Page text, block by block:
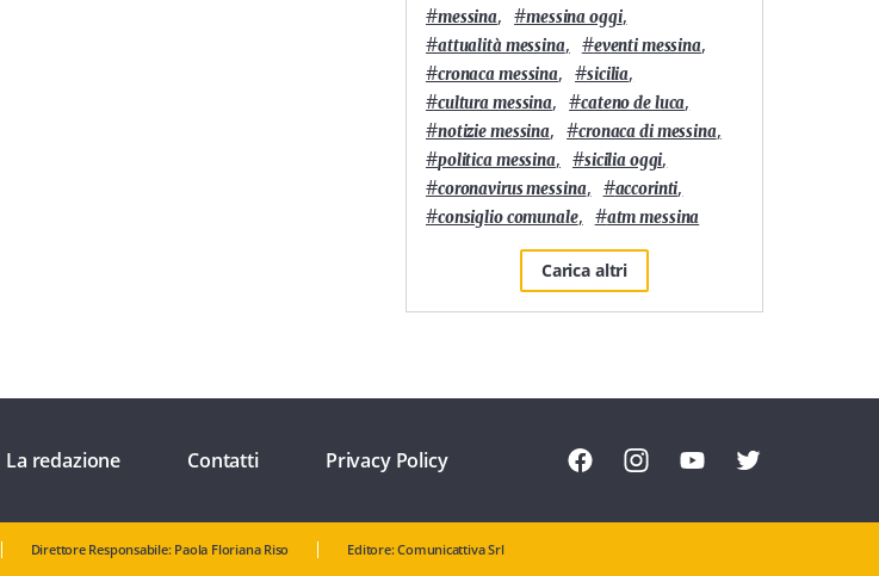
#messina, #messina oggi,
#attualità messina, #eventi messina,
#cronaca messina, #sicilia,
#cultura messina, #cateno de luca,
#notizie messina, #cronaca di messina,
#politica messina, #sicilia oggi,
#coronavirus messina, #accorinti,
#consiglio comunale, #atm messina
Carica altri
La redazione Contatti Privacy Policy
Direttore Responsabile: Paola Floriana Riso Editore: Comunicattiva Srl